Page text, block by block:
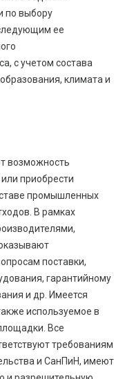
по выбору
ее
с учетом состава
климата и
возможность
приобрести
промышленных
В рамках
поставки,
гарантийному
и др. Имеется
используемое в
Все
требованиям
и СанПиН, имеют